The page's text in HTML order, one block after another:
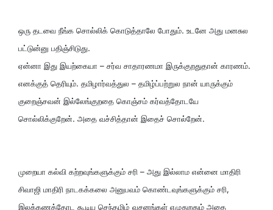
ஒரு தடவை நீங்க சொல்லிக் கொடுத்தாலே போதும். உடனே அது மனசுல
பட்டுன்னு பதிஞ்சிடுது.
ஏன்னா இது இயற்கையா – சர்வ சாதாரணமா இருக்குறதுதான் காரணம்.
எனக்குத் தெரியும். தமிழார்வத்துல – தமிழ்ப்பற்றுல நான் யாருக்கும்
குறைஞ்சவன் இல்லேங்குறதை கொஞ்சம் கர்வத்தோடயே
சொல்லிக்குறேன். அதை வச்சித்தான் இதைச் சொல்றேன்.
முறையா கல்வி கற்றவுங்களுக்கும் சரி – அது இல்லாம என்னை மாதிரி
சிவாஜி மாதிரி நாடகக்கலை அனுபவம் கொண்டவுங்களுக்கும் சரி,
இலக்கணத்தோட கூடிய செந்தமிழ் வசனங்கள் எழுதுறதும் அதை